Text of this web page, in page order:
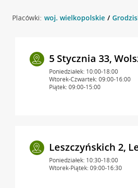
Placówki: woj. wielkopolskie
5 Stycznia 33,
Poniedziałek: 10:00-18:00
Wtorek-Czwartek: 09:00-16:00
Piątek: 09:00-15:00
Leszczyńskich 2,
Poniedziałek: 10:30-18:00
Wtorek-Piątek: 09:00-16:30